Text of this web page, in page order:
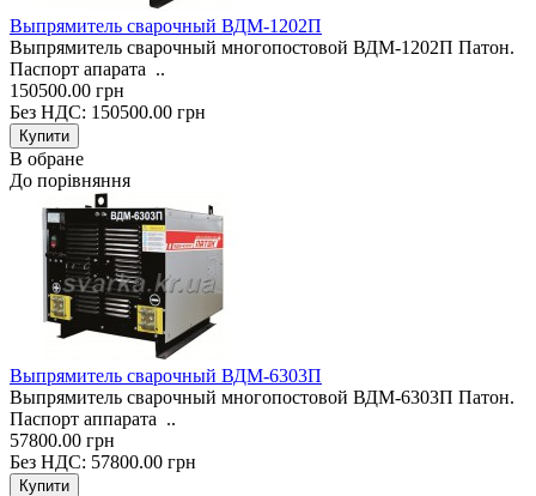
Выпрямитель сварочный ВДМ-1202П
Выпрямитель сварочный многопостовой ВДМ-1202П Патон.
Паспорт апарата ..
150500.00 грн
Без НДС: 150500.00 грн
В обране
До порівняння
Выпрямитель сварочный ВДМ-6303П
Выпрямитель сварочный многопостовой ВДМ-6303П Патон.
Паспорт аппарата ..
57800.00 грн
Без НДС: 57800.00 грн